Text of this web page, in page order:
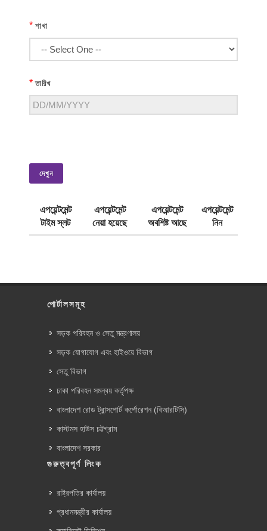
* শাখা
* তারিখ
দেখুন
এপয়েন্টমেন্ট
টাইম স্লট
এপয়েন্টমেন্ট
নেয়া হয়েছে
এপয়েন্টমেন্ট
অবশিষ্ট আছে
এপয়েন্টমেন্ট
নিন
পোর্টালসমূহ
সড়ক পরিবহন ও সেতু মন্ত্রণালয়
সড়ক যোগাযোগ এবং হাইওয়ে বিভাগ
সেতু বিভাগ
ঢাকা পরিবহন সমন্বয় কর্তৃপক্ষ
বাংলাদেশ রোড ট্রান্সপোর্ট কর্পোরেশন (বিআরটিসি)
কাস্টমস হাউস চট্টগ্রাম
বাংলাদেশ সরকার
গুরুত্বপূর্ণ লিংক
রাষ্ট্রপতির কার্যালয়
প্রধানমন্ত্রীর কার্যালয়